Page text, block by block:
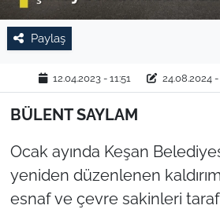
Paylaş
12.04.2023 - 11:51 24.08.2024
BÜLENT SAYLAM
Ocak ayında Keşan
yeniden düzenlenen
esnaf ve çevre sakinleri
RESMİ İLAN
SPOR
YAŞAM
EDİRNE
TEKİRDAĞ